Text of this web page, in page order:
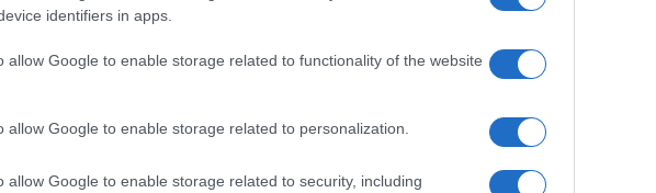
identifiers in apps.
allow Google to enable storage related to functionality of the website
allow Google to enable storage related to personalization.
allow Google to enable storage related to security, including
costo per token
trasformareenergia, memoria, banda di rete e
In pratica, non serve soltanto una grande
in output con un costo unitario sostenibile
aziendali e agenti autonomi.